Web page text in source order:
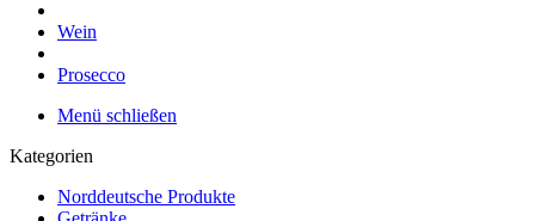
Wein
Prosecco
Menü schließen
Kategorien
Norddeutsche Produkte